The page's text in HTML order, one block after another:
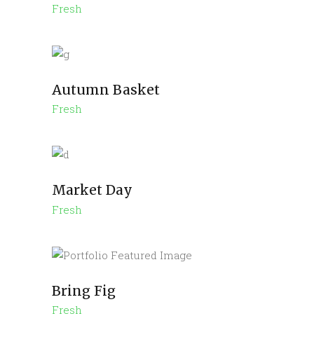
Fresh
Autumn Basket
Fresh
Market Day
Fresh
Bring Fig
Fresh